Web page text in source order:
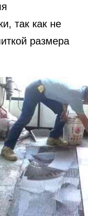
так как не
размера